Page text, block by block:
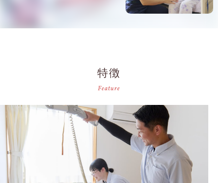
特徴
Feature